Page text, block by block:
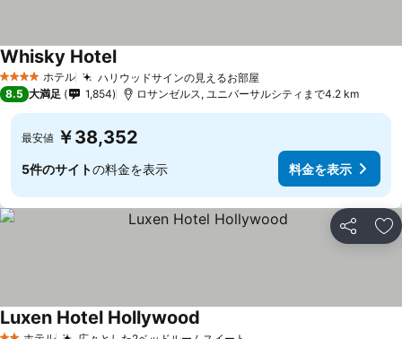
4 ホテルのランク
ホテル ハリウッドサインの見えるお部屋
Whisky Hotel
8.5 大満足 1,854 ロサンゼルス, ユニバーサルシティまで4.2 km
最安値 ￥38,352
5件のサイトの料金を表示 料金を表示
シェア お
Luxen Hotel Hollywood